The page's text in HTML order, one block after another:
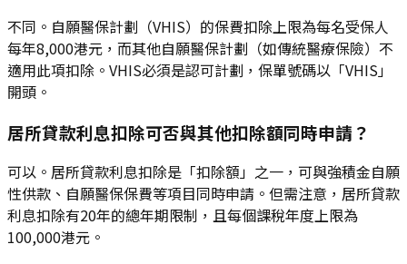
不同。自願醫保計劃（VHIS）的保費扣除上限為每名受保人
每年8,000港元，而其他自願醫保計劃（如傳統醫療保險）不
適用此項扣除。VHIS必須是認可計劃，保單號碼以「VHIS」
開頭。
居所貸款利息扣除可否與其他扣除額同時申請？
可以。居所貸款利息扣除是「扣除額」之一，可與強積金自願
性供款、自願醫保保費等項目同時申請。但需注意，居所貸款
利息扣除有20年的總年期限制，且每個課稅年度上限為
100,000港元。